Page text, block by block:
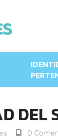
DEL
0